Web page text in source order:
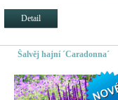
Detail
Šalvěj hajní ´Caradonna´